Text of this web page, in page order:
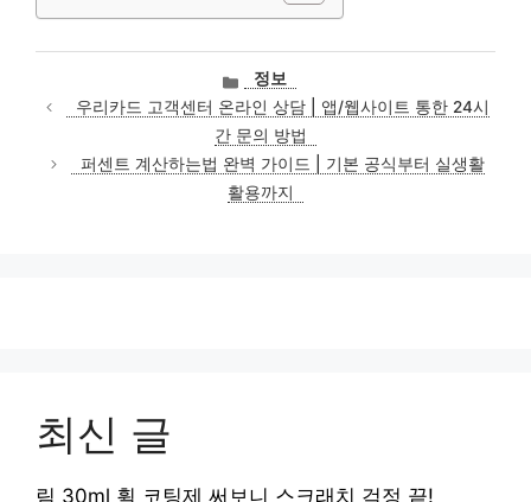
카
테
고
리
정보
우리카드 고객센터 온라인 상담 | 앱/웹사이트 통한 24시
간 문의 방법
퍼센트 계산하는법 완벽 가이드 | 기본 공식부터 실생활
활용까지
최신 글
림 30ml 휠 코팅제 써보니 스크래치 걱정 끝!